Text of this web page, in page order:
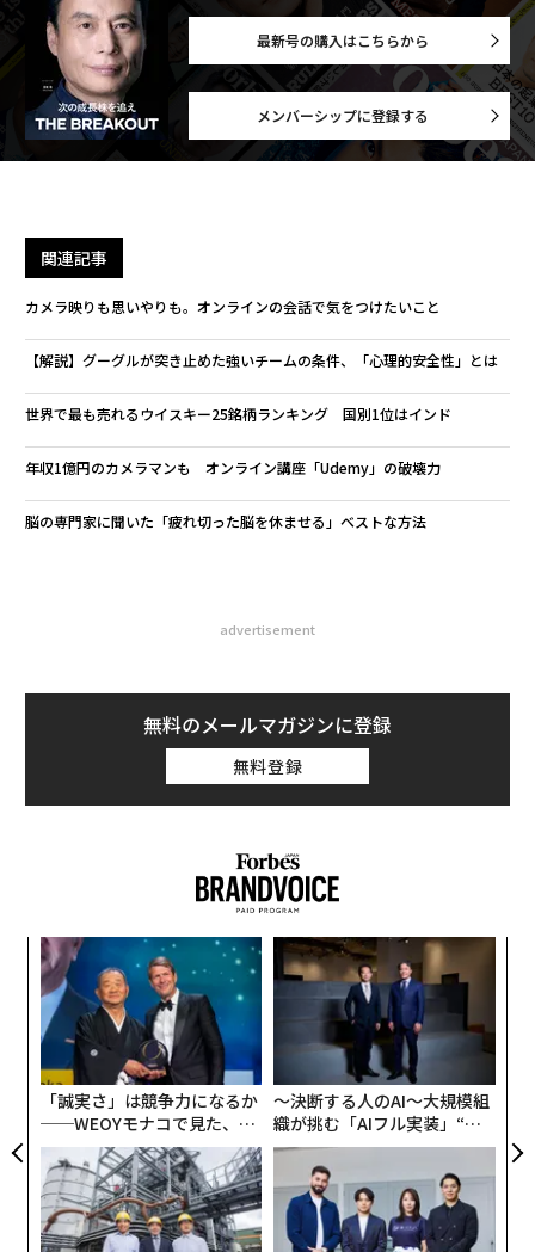
最新号の購入はこちらから
メンバーシップに登録する
関連記事
カメラ映りも思いやりも。オンラインの会話で気をつけたいこと
【解説】グーグルが突き止めた強いチームの条件、「心理的安全性」とは
世界で最も売れるウイスキー25銘柄ランキング 国別1位はインド
年収1億円のカメラマンも オンライン講座「Udemy」の破壊力
脳の専門家に聞いた「疲れ切った脳を休ませる」ベストな方法
advertisement
無料のメールマガジンに登録
無料登録
「誠実さ」は競争力になるか
──WEOYモナコで見た、く
ら寿司の経営哲学
〜決断する人のAI〜大規模組
織が挑む「AIフル実装」“使
う”企業から“動く”企業へ【N
TTドコモビジネス×PwC】